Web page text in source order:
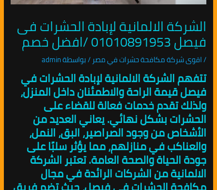
الشركة الالمانية لإبادة الحشرات فى
فيصل 01010891953 /افضل خصم
/اقوى شركة مكافحة حشرات في مصر / بواسطةadmin
تتفهم الشركة الالمانية لإبادة الحشرات في
فيصل قيمة الراحة والاطمئنان داخل المنزل،
ولذلك تقدم خدمات فعالة للقضاء على
الحشرات بشكل نهائي. يعاني العديد من
الأشخاص من وجود الصراصير، البق، النمل،
والعناكب في منازلهم، مما يؤثر سلبًا على
جودة الحياة والصحة العامة. تعتبر الشركة
الالمانية من الشركات الرائدة في مجال